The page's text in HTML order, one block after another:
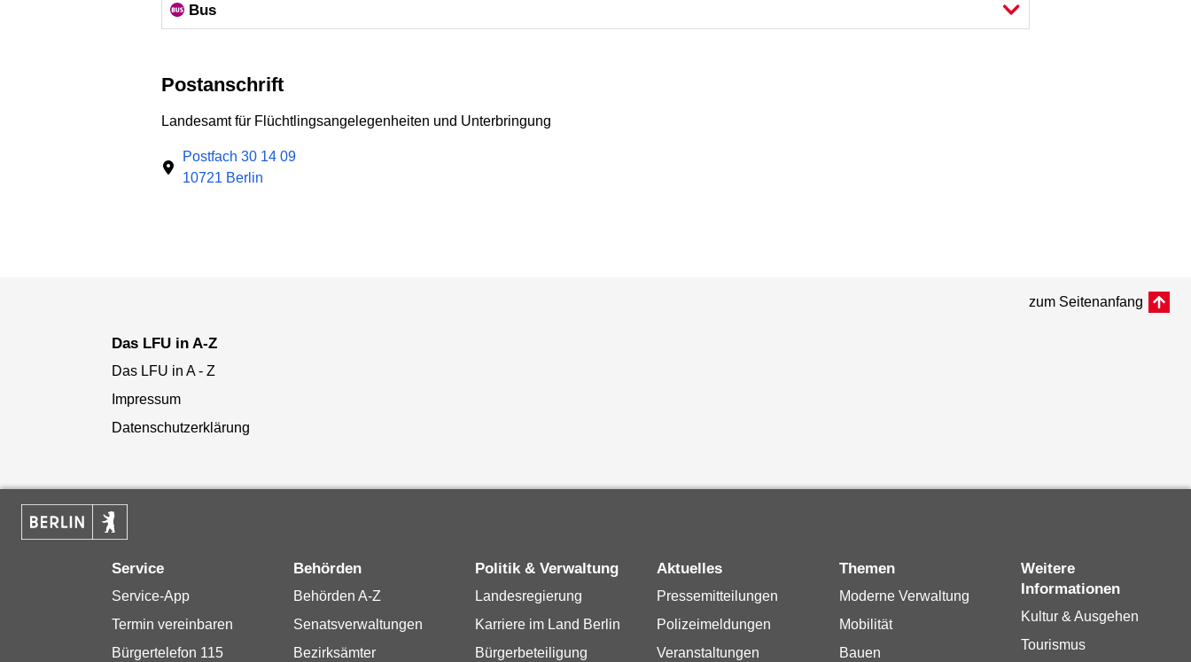
Bus
Postanschrift
Landesamt für Flüchtlingsangelegenheiten und Unterbringung
Postfach 30 14 09
10721 Berlin
zum Seitenanfang
Das LFU in A-Z
Das LFU in A - Z
Impressum
Datenschutzerklärung
Service
Service-App
Termin vereinbaren
Bürgertelefon 115
Behörden
Behörden A-Z
Senatsverwaltungen
Bezirksämter
Politik & Verwaltung
Landesregierung
Karriere im Land Berlin
Bürgerbeteiligung
Aktuelles
Pressemitteilungen
Polizeimeldungen
Veranstaltungen
Themen
Moderne Verwaltung
Mobilität
Bauen
Weitere
Informationen
Kultur & Ausgehen
Tourismus